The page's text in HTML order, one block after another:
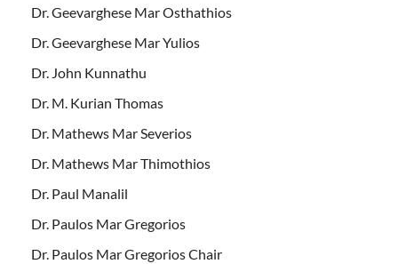
Dr. Geevarghese Mar Osthathios
Dr. Geevarghese Mar Yulios
Dr. John Kunnathu
Dr. M. Kurian Thomas
Dr. Mathews Mar Severios
Dr. Mathews Mar Thimothios
Dr. Paul Manalil
Dr. Paulos Mar Gregorios
Dr. Paulos Mar Gregorios Chair